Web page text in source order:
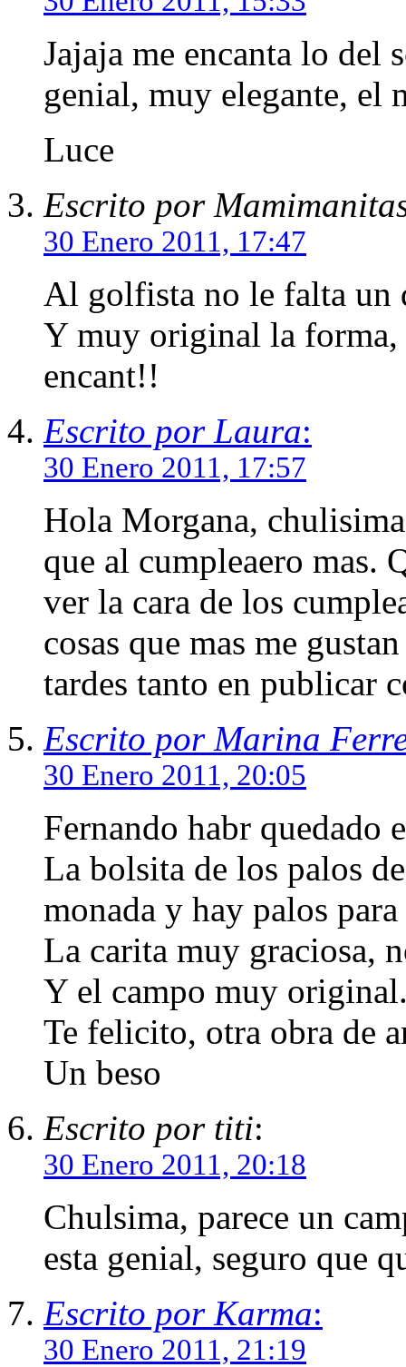
Jajaja me encanta lo del
genial, muy elegante, el
Luce
Escrito por
30 Enero 2011, 17:47
Al golfista no le falta un
Y muy original la forma,
encant!!
Escrito por Laura:
30 Enero 2011, 17:57
Hola Morgana,
que al cumpleaero mas.
ver la cara de los
cosas que mas me
tardes tanto en publicar
Escrito por Marina
30 Enero 2011, 20:05
Fernando habr quedado
La bolsita de los palos
monada y hay palos
La carita muy graciosa,
Y el campo muy
Te felicito, otra obra de
Un beso
Escrito por titi:
30 Enero 2011, 20:18
Chulsima, parece un
esta genial, seguro que
Escrito por Karma:
30 Enero 2011, 21:19